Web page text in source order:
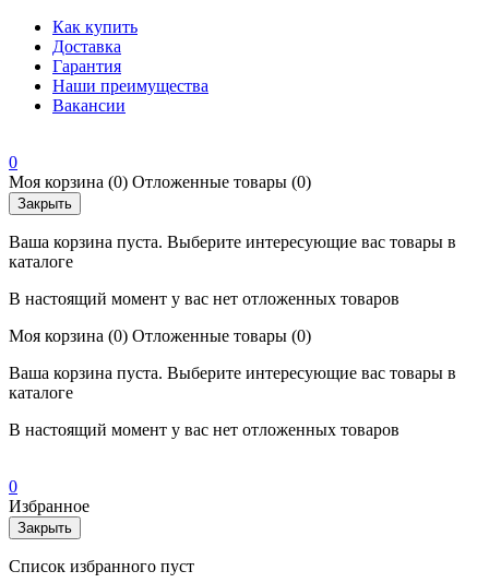
Как купить
Доставка
Гарантия
Наши преимущества
Вакансии
0
Моя корзина (0) Отложенные товары (0)
Закрыть
Ваша корзина пуста. Выберите интересующие вас товары в
каталоге
В настоящий момент у вас нет отложенных товаров
Моя корзина (0) Отложенные товары (0)
Ваша корзина пуста. Выберите интересующие вас товары в
каталоге
В настоящий момент у вас нет отложенных товаров
0
Избранное
Закрыть
Список избранного пуст